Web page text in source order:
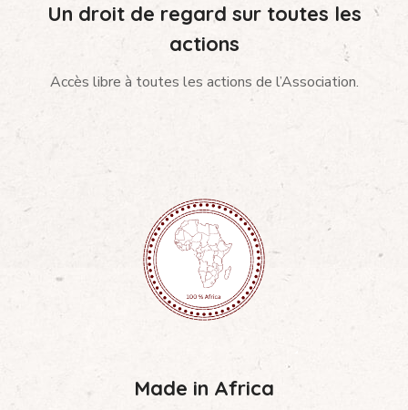
Un droit de regard sur toutes les
actions
Accès libre à toutes les actions de l’Association.
Made in Africa